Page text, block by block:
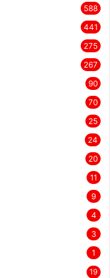
588
441
275
267
90
70
25
24
20
11
9
4
3
1
19